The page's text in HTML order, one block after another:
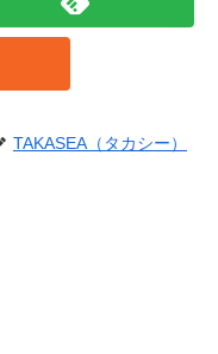
TAKASEA（タカシー）